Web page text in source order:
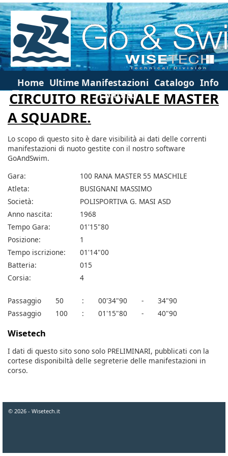
Home Ultime Manifestazioni Catalogo Info
Contatti
CIRCUITO REGIONALE MASTER
A SQUADRE.
Lo scopo di questo sito è dare visibilità ai dati delle correnti
manifestazioni di nuoto gestite con il nostro software
GoAndSwim.
Gara:
100 RANA MASTER 55 MASCHILE
Atleta:
BUSIGNANI MASSIMO
Società:
POLISPORTIVA G. MASI ASD
Anno nascita:
1968
Tempo Gara:
01'15"80
Posizione:
1
Tempo iscrizione:
01'14"00
Batteria:
015
Corsia:
4
Passaggio 50 : 00'34"90 -
34"90
Passaggio
100 : 01'15"80 - 40"90
Wisetech
I dati di questo sito sono solo PRELIMINARI, pubblicati con la
cortese disponibiltà delle segreterie delle manifestazioni in
corso.
© 2026 - Wisetech.it